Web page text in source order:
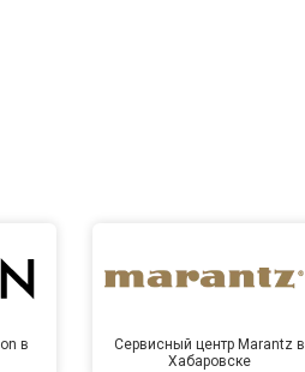
в
Сервисный центр Marantz в
Хабаровске